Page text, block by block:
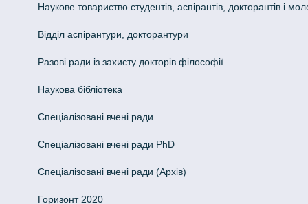
Наукове товариство студентів, аспірантів, докторантів і
Відділ аспірантури, докторантури
Разові ради із захисту докторів філософії
Наукова бібліотека
Спеціалізовані вчені ради
Спеціалізовані вчені ради PhD
Спеціалізовані вчені ради (Архів)
Горизонт 2020